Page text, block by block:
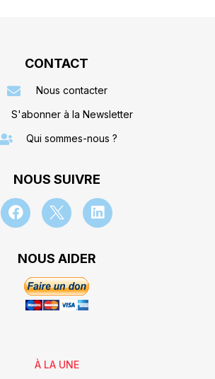
CONTACT
Nous contacter
S'abonner à la Newsletter
Qui sommes-nous ?
NOUS SUIVRE
NOUS AIDER
À LA UNE